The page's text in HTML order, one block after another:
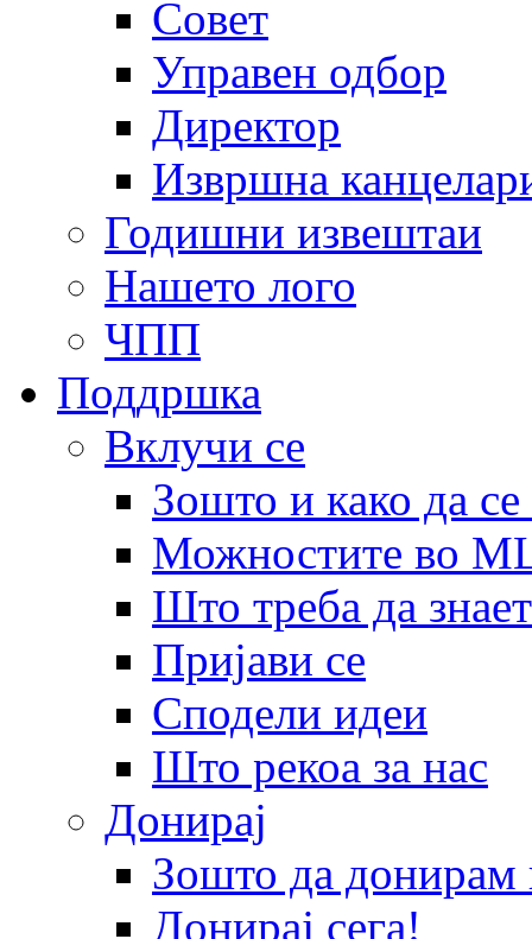
Совет
Управен одбор
Директор
Извршна
Годишни извештаи
Нашето лого
ЧПП
Поддршка
Вклучи се
Зошто и како да
Можностите во
Што треба да
Пријави се
Сподели идеи
Што рекоа за нас
Донирај
Зошто да
Донирај сега!